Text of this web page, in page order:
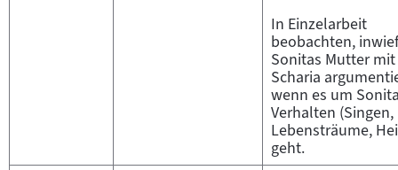
In Einzelarbeit
beobachten,
Sonitas Mutter
Scharia
wenn es um
Verhalten (Singen,
Lebensträume,
geht.